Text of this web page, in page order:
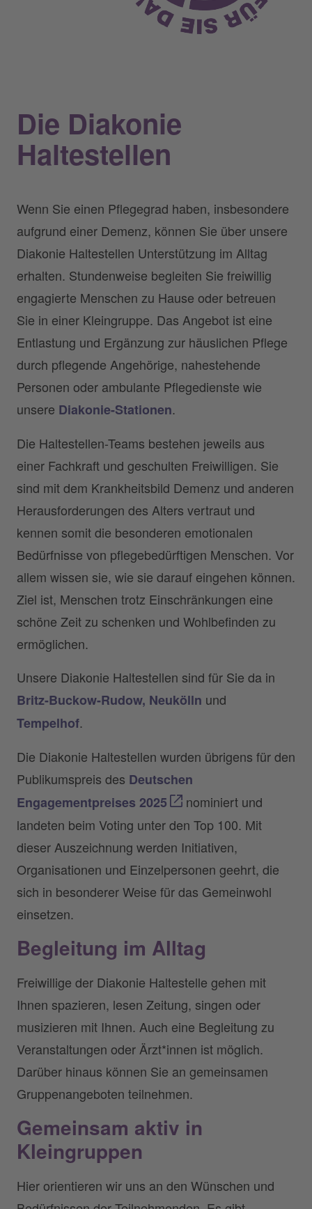
Die Diakonie
Haltestellen
Wenn Sie einen Pflegegrad haben, insbesondere
aufgrund einer Demenz, können Sie über unsere
Diakonie Haltestellen Unterstützung im Alltag
erhalten. Stundenweise begleiten Sie freiwillig
engagierte Menschen zu Hause oder betreuen
Sie in einer Kleingruppe. Das Angebot ist eine
Entlastung und Ergänzung zur häuslichen Pflege
durch pflegende Angehörige, nahestehende
Personen oder ambulante Pflegedienste wie
unsere Diakonie-Stationen.
Die Haltestellen-Teams bestehen jeweils aus
einer Fachkraft und geschulten Freiwilligen. Sie
sind mit dem Krankheitsbild Demenz und anderen
Herausforderungen des Alters vertraut und
kennen somit die besonderen emotionalen
Bedürfnisse von pflegebedürftigen Menschen. Vor
allem wissen sie, wie sie darauf eingehen können.
Ziel ist, Menschen trotz Einschränkungen eine
schöne Zeit zu schenken und Wohlbefinden zu
ermöglichen.
Unsere Diakonie Haltestellen sind für Sie da in
Britz-Buckow-Rudow, Neukölln und
Tempelhof.
Die Diakonie Haltestellen wurden übrigens für den
Publikumspreis des Deutschen
Engagementpreises 2025
nominiert und
landeten beim Voting unter den Top 100. Mit
dieser Auszeichnung werden Initiativen,
Organisationen und Einzelpersonen geehrt, die
sich in besonderer Weise für das Gemeinwohl
einsetzen.
Begleitung im Alltag
Freiwillige der Diakonie Haltestelle gehen mit
Ihnen spazieren, lesen Zeitung, singen oder
musizieren mit Ihnen. Auch eine Begleitung zu
Veranstaltungen oder Ärzt*innen ist möglich.
Darüber hinaus können Sie an gemeinsamen
Gruppenangeboten teilnehmen.
Gemeinsam aktiv in
Kleingruppen
Hier orientieren wir uns an den Wünschen und